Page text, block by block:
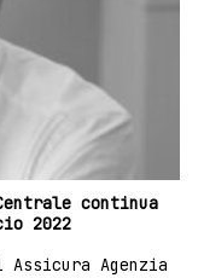
continua
2022
Agenzia